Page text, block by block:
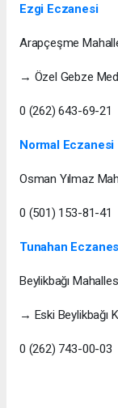
Ezgi Eczanesi
Arapçeşme
→ Özel Gebze
0 (262) 643-69-21
Normal Eczanesi
Osman Yılmaz
0 (501) 153-81-41
Tunahan
Beylikbağı
→ Eski Beylikbağı
0 (262) 743-00-03